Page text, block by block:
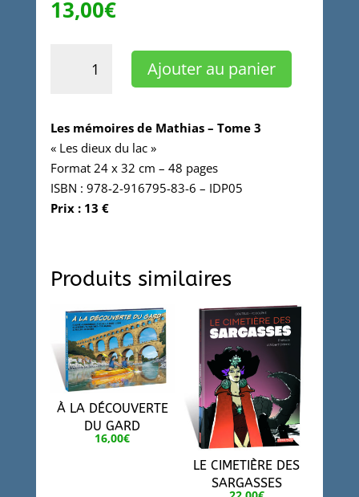
13,00€
DE
MATHIAS
–
T3
-
du
Ajouter au panier
Les mémoires de Mathias – Tome 3
« Les dieux du lac »
Format 24 x 32 cm – 48 pages
ISBN : 978-2-916795-83-6 – IDP05
Prix : 13 €
Produits similaires
À LA DÉCOUVERTE
DU GARD
16,00€
LE CIMETIÈRE DES
SARGASSES